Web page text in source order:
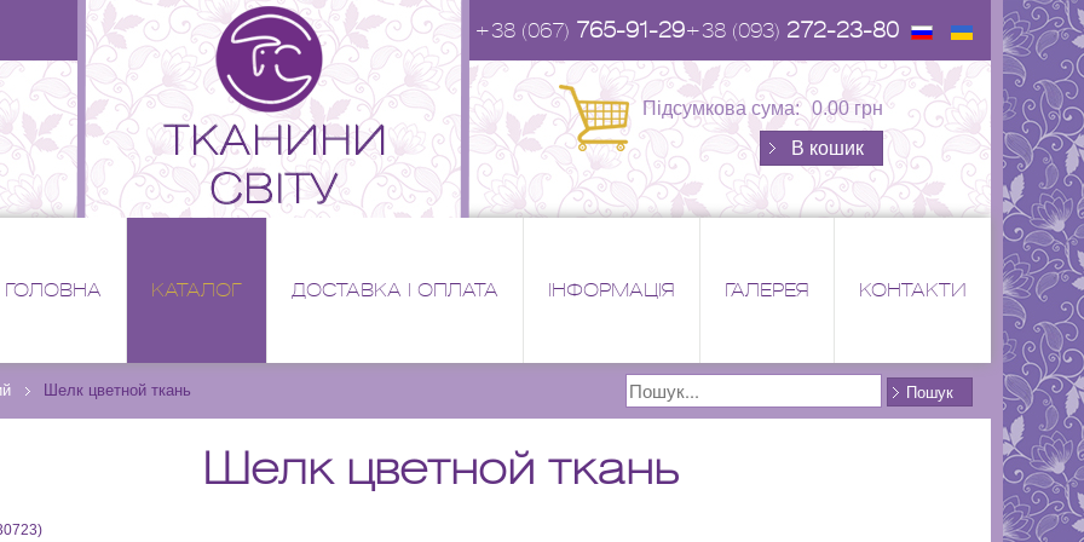
+38 (067) 765-91-29+38 (093) 272-23-80
Підсумкова сума: 0.00 грн
В кошик
ГОЛОВНА КАТАЛОГ ДОСТАВКА І ОПЛАТА ІНФОРМАЦІЯ ГАЛЕРЕЯ КОНТАКТИ
Шелк цветной ткань
Поиск
Пошук
Шелк цветной ткань
)